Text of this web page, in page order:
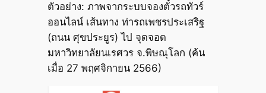
ตัวอย่าง: ภาพจากระบบจองตั๋วรถทัวร์
ออนไลน์ เส้นทาง ท่ารถเพชรประเสริฐ
(ถนน ศุขประยูร) ไป จุดจอด
มหาวิทยาลัยนเรศวร จ.พิษณุโลก (ค้น
เมื่อ 27 พฤศจิกายน 2566)